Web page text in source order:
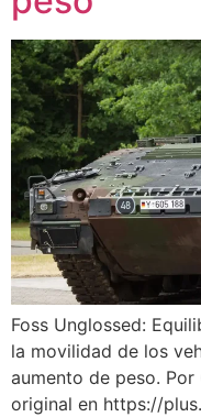
Foss Unglossed:
la movilidad de los
aumento de peso.
original en https://